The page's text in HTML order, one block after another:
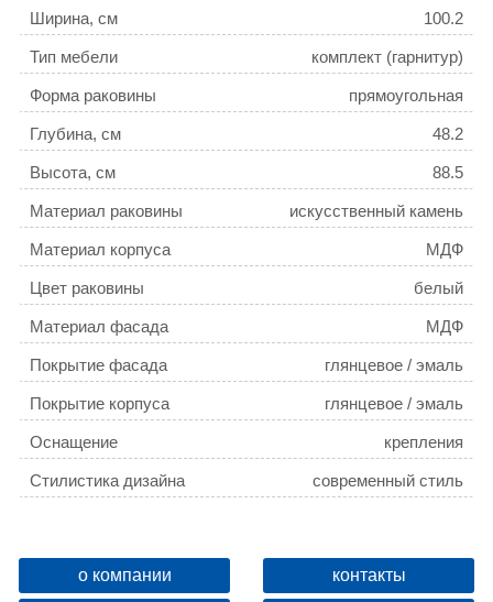
Ширина, см 100.2
Тип мебели комплект (гарнитур)
Форма раковины прямоугольная
Глубина, см 48.2
Высота, см 88.5
Материал раковины искусственный камень
Материал корпуса МДФ
Цвет раковины белый
Материал фасада МДФ
Покрытие фасада глянцевое / эмаль
Покрытие корпуса глянцевое / эмаль
Оснащение крепления
Стилистика дизайна современный стиль
Бельевая корзина нет
Цвет мебели белый
о компании контакты